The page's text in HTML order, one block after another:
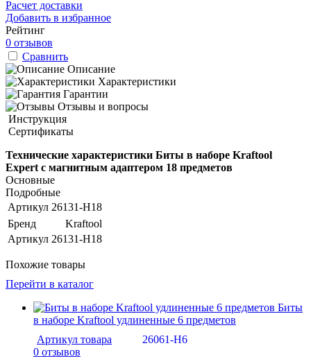
Расчет доставки
Добавить в избранное
Рейтинг
0 отзывов
Сравнить
Описание
Характеристики
Гарантии
Отзывы и вопросы
Инструкция
Сертификаты
Технические характеристики Биты в наборе Kraftool
Expert с магнитным адаптером 18 предметов
Основные
Подробные
Артикул 26131-H18
Бренд
Kraftool
Артикул 26131-H18
Похожие товары
Перейти в каталог
Биты
в наборе Kraftool удлиненные 6 предметов
Артикул товара
26061-H6
0 отзывов